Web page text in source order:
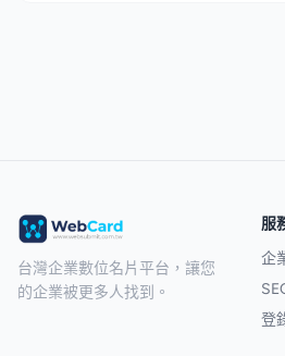
台灣企業數位名片平台，讓您
的企業被更多人找到。
服
企
登